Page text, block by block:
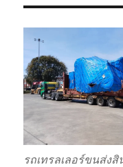
รถเทรลเลอร์ขนส่ง